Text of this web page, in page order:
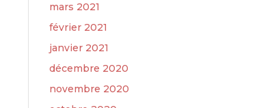
mars 2021
février 2021
janvier 2021
décembre 2020
novembre 2020